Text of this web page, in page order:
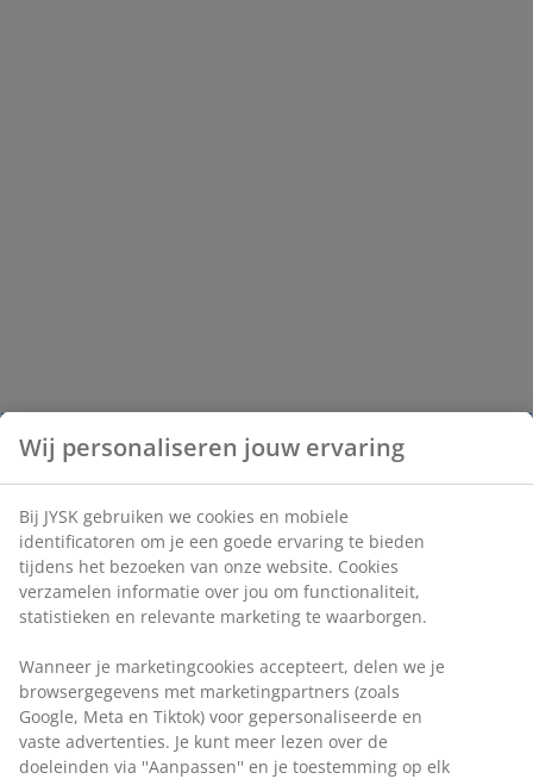
Wij personaliseren jouw ervaring
Bij JYSK gebruiken we cookies en mobiele
identificatoren om je een goede ervaring te bieden
tijdens het bezoeken van onze website. Cookies
verzamelen informatie over jou om functionaliteit,
statistieken en relevante marketing te waarborgen.
Wanneer je marketingcookies accepteert, delen we je
browsergegevens met marketingpartners (zoals
Google, Meta en Tiktok) voor gepersonaliseerde en
vaste advertenties. Je kunt meer lezen over de
doeleinden via ''Aanpassen'' en je toestemming op elk